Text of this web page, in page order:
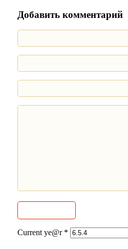
Добавить комментарий
Current ye@r *